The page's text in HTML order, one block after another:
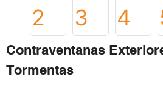
Contraventanas
Tormentas